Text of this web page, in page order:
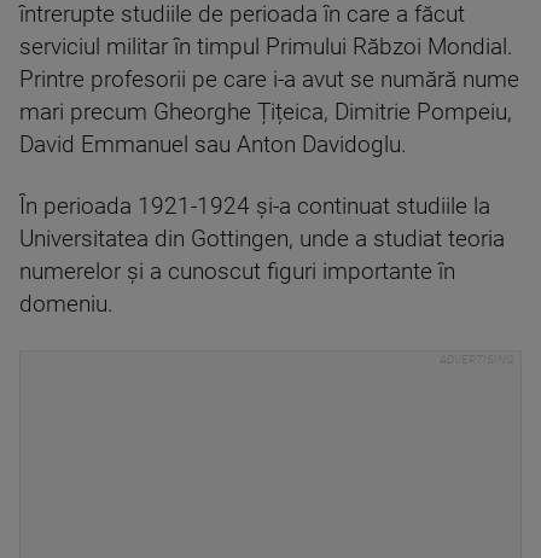
întrerupte studiile de perioada în care a făcut
serviciul militar în timpul Primului Răbzoi Mondial.
Printre profesorii pe care i-a avut se numără nume
mari precum Gheorghe Țițeica, Dimitrie Pompeiu,
David Emmanuel sau Anton Davidoglu.
În perioada 1921-1924 și-a continuat studiile la
Universitatea din Gottingen, unde a studiat teoria
numerelor și a cunoscut figuri importante în
domeniu.